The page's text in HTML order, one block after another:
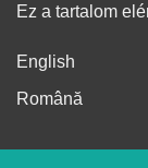
Ez a tartalom
English
Română